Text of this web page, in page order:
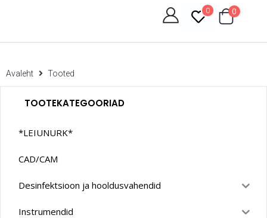
0 0
Avaleht Tooted
TOOTEKATEGOORIAD
*LEIUNURK*
CAD/CAM
Desinfektsioon ja hooldusvahendid
Instrumendid